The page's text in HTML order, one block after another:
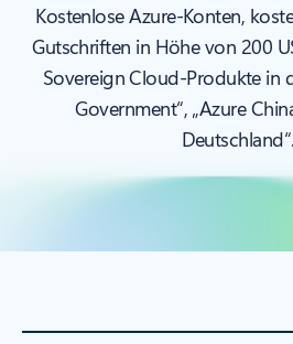
Kostenlose Azure-Konten,
Gutschriften in Höhe von 200
Sovereign Cloud-Produkte in
Government“, „Azure
Deutschland“.